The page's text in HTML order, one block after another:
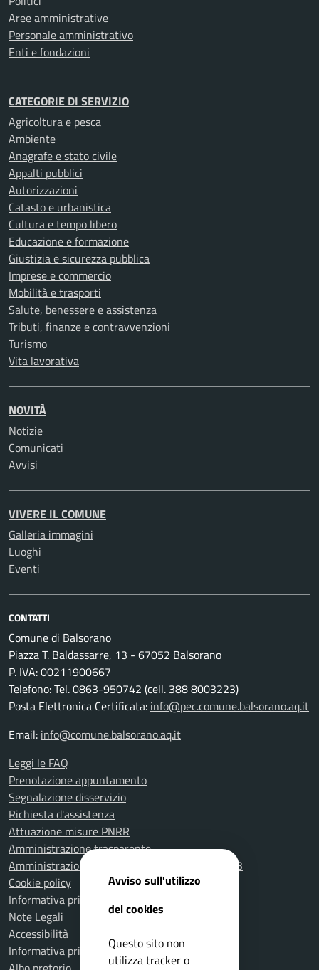
Aree amministrative
Personale amministrativo
Enti e fondazioni
CATEGORIE DI SERVIZIO
Agricoltura e pesca
Ambiente
Anagrafe e stato civile
Appalti pubblici
Autorizzazioni
Catasto e urbanistica
Cultura e tempo libero
Educazione e formazione
Giustizia e sicurezza pubblica
Imprese e commercio
Mobilità e trasporti
Salute, benessere e assistenza
Tributi, finanze e contravvenzioni
Turismo
Vita lavorativa
NOVITÀ
Notizie
Comunicati
Avvisi
VIVERE IL COMUNE
Galleria immagini
Luoghi
Eventi
CONTATTI
Comune di Balsorano
Piazza T. Baldassarre, 13 - 67052 Balsorano
P. IVA: 00211900667
Telefono: Tel. 0863-950742 (cell. 388 8003223)
Posta Elettronica Certificata: info@pec.comune.balsorano.aq.it
Email: info@comune.balsorano.aq.it
Leggi le FAQ
Prenotazione appuntamento
Segnalazione disservizio
Richiesta d'assistenza
Attuazione misure PNRR
Amministrazione trasparente
Amministrazione Trasparente fino al 31.12.2023
Cookie policy
Informativa privacy
Note Legali
Accessibilità
Informativa privacy Videosorveglianza
Avviso sull'utilizzo
dei cookies
Questo sito non
utilizza tracker o